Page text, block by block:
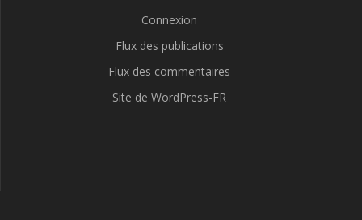
Connexion
Flux des publications
Flux des commentaires
Site de WordPress-FR